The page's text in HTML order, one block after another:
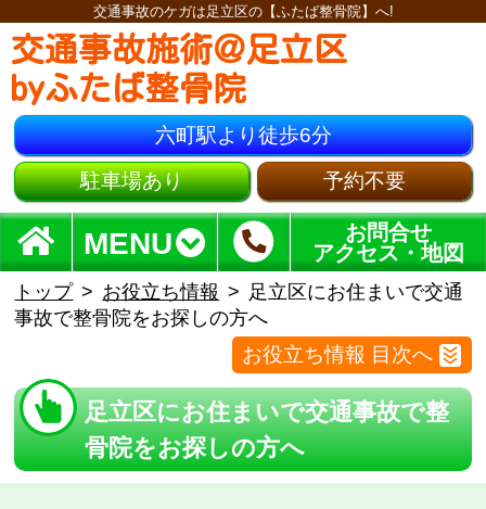
交通事故のケガは足立区の【ふたば整骨院】へ!
交通事故施術＠足立区
byふたば整骨院
六町駅より徒歩6分
駐車場あり 予約不要
MENU
お問合せ
アクセス・地図
トップ お役立ち情報
足立区にお住まいで交通
事故で整骨院をお探しの方へ
お役立ち情報 目次へ
足立区にお住まいで交通事故で整
骨院をお探しの方へ